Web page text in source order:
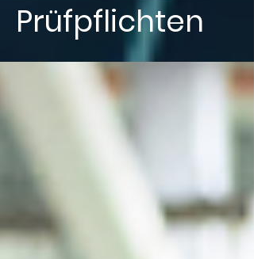
Prüfpflichten